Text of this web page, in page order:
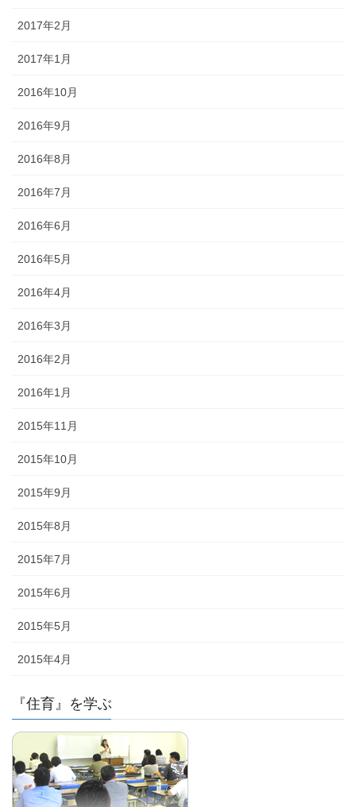
2017年2月
2017年1月
2016年10月
2016年9月
2016年8月
2016年7月
2016年6月
2016年5月
2016年4月
2016年3月
2016年2月
2016年1月
2015年11月
2015年10月
2015年9月
2015年8月
2015年7月
2015年6月
2015年5月
2015年4月
『住育』を学ぶ